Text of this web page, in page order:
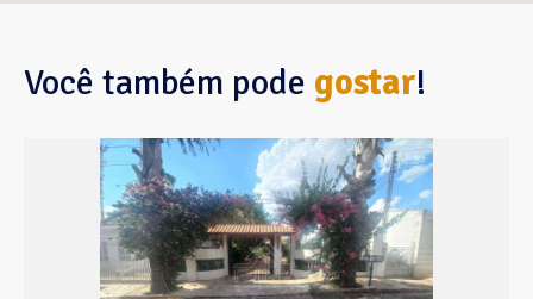
Você também pode gostar!